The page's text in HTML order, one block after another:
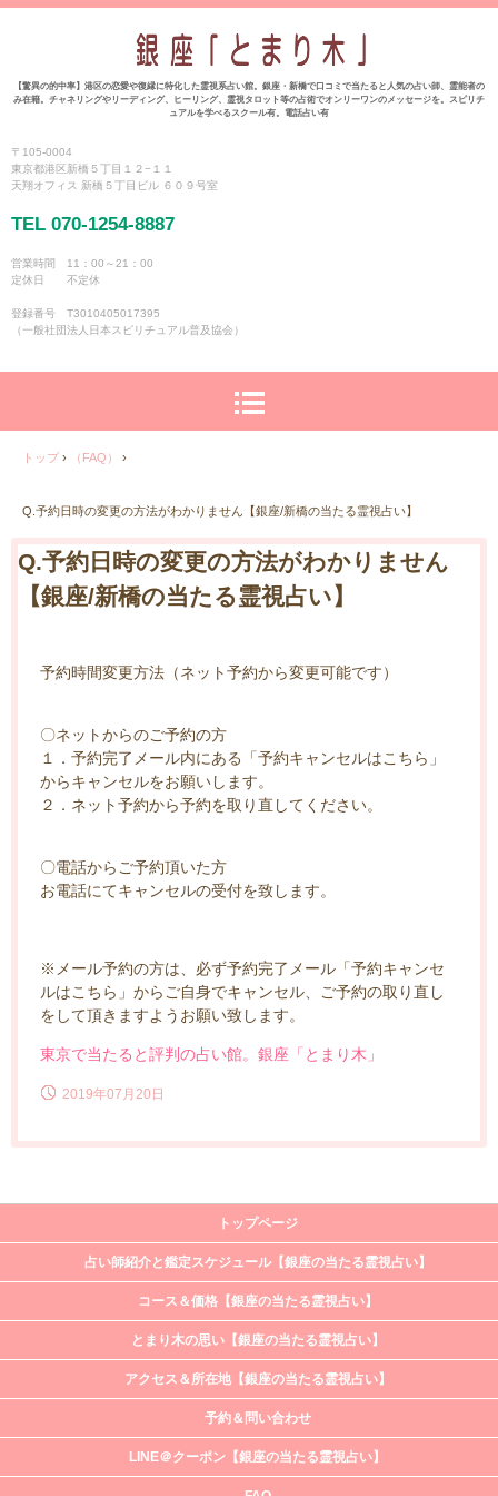
【驚異の的中率】港区の恋愛や復縁に特化した霊視系占い館。銀座・新橋で口コミで当たると人気の占い師、霊能者の
み在籍。チャネリングやリーディング、ヒーリング、霊視タロット等の占術でオンリーワンのメッセージを。スピリチ
ュアルを学べるスクール有。電話占い有
〒105-0004
東京都港区新橋５丁目１２−１１
天翔オフィス 新橋５丁目ビル ６０９号室
TEL 070-1254-8887
営業時間 11：00～21：00
定休日 不定休
登録番号 T3010405017395
（一般社団法人日本スピリチュアル普及協会）
トップ › （FAQ） ›
Q.予約日時の変更の方法がわかりません【銀座/新橋の当たる霊視占い】
Q.予約日時の変更の方法がわかりません
【銀座/新橋の当たる霊視占い】
予約時間変更方法（ネット予約から変更可能です）
〇ネットからのご予約の方
１．予約完了メール内にある「予約キャンセルはこちら」
からキャンセルをお願いします。
２．ネット予約から予約を取り直してください。
〇電話からご予約頂いた方
お電話にてキャンセルの受付を致します。
※メール予約の方は、必ず予約完了メール「予約キャンセ
ルはこちら」からご自身でキャンセル、ご予約の取り直し
をして頂きますようお願い致します。
東京で当たると評判の占い館。銀座「とまり木」
2019年07月20日
トップページ
占い師紹介と鑑定スケジュール【銀座の当たる霊視占い】
コース＆価格【銀座の当たる霊視占い】
とまり木の思い【銀座の当たる霊視占い】
アクセス＆所在地【銀座の当たる霊視占い】
予約＆問い合わせ
LINE＠クーポン【銀座の当たる霊視占い】